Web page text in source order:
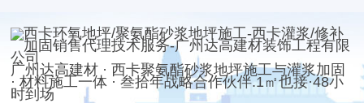
广州达高建材 · 西卡聚氨酯砂浆地坪施工与灌浆加固
· 材料施工一体 · 叁拾年战略合作伙伴.1㎡也接·48小
时到场